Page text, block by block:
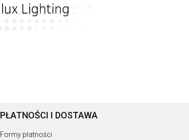
PŁATNOŚCI I DOSTAWA
Formy płatności